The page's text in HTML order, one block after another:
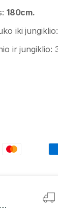
180cm.
iki
ir jungiklio: